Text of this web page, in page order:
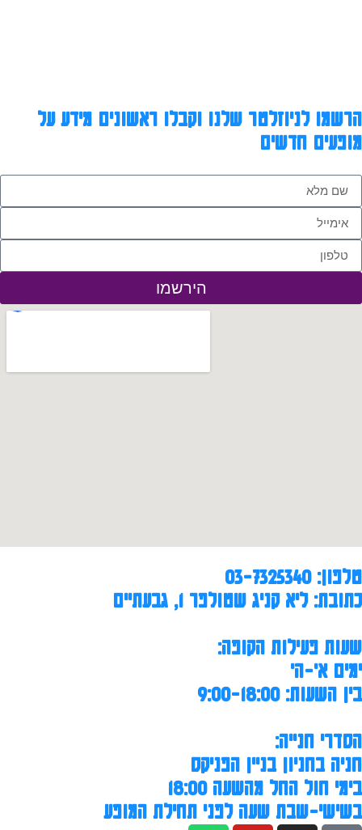
הרשמו לניוזלטר שלנו וקבלו ראשונים מידע על
מופעים חדשים
הירשמו
טלפון: 03-7325340
כתובת: ליא קניג שטולפר 1, גבעתיים
שעות פעילות הקופה:
ימים א'-ה'
בין השעות: 9:00-18:00
הסדרי חנייה:
חניה בחניון בניין הפניקס
בימי חול החל מהשעה 18:00
בשישי-שבת שעה לפני תחילת המופע